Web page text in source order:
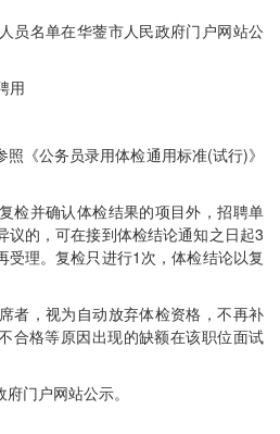
员名单在华蓥市人民政府门户网站公
用
《公务员录用体检通用标准(试行)》
检并确认体检结果的项目外，招聘单
议的，可在接到体检结论通知之日起3
受理。复检只进行1次，体检结论以复
者，视为自动放弃体检资格，不再补
合格等原因出现的缺额在该职位面试
门户网站公示。